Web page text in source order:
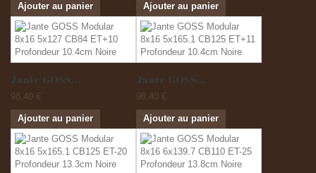
Ajouter au panier Ajouter au panier
Jante GOSS...
98,40 €
Ajouter au panier
Jante GOSS...
98,40 €
Ajouter au panier